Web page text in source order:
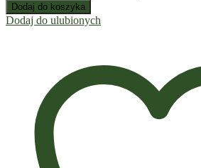
Dodaj do koszyka
Dodaj do ulubionych